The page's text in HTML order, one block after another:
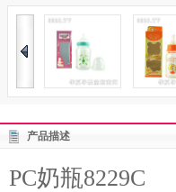
产品描述
PC奶瓶8229C